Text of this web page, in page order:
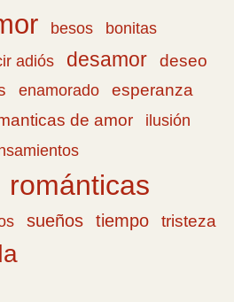
besos
bonitas
adiós desamor deseo
enamorado esperanza
de amor
ilusión
románticas
sueños tiempo
tristeza